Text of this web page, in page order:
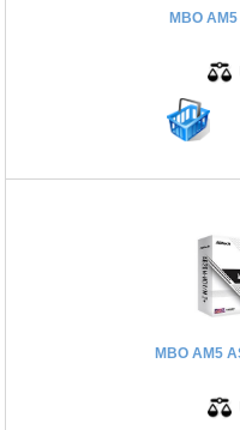
MBO
MBO AM5